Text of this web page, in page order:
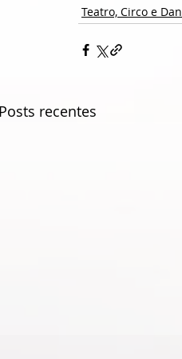
Teatro, Circo e
recentes